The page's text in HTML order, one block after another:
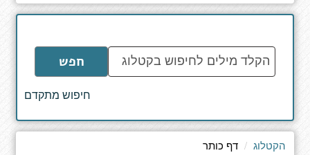
הקלד
מילים
לחיפוש
חפש
חיפוש מתקדם
הקטלוג דף כותר